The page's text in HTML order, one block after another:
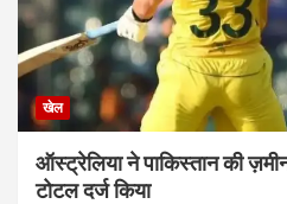
खेल
ऑस्ट्रेलिया ने पाकिस्तान की
टोटल दर्ज किया